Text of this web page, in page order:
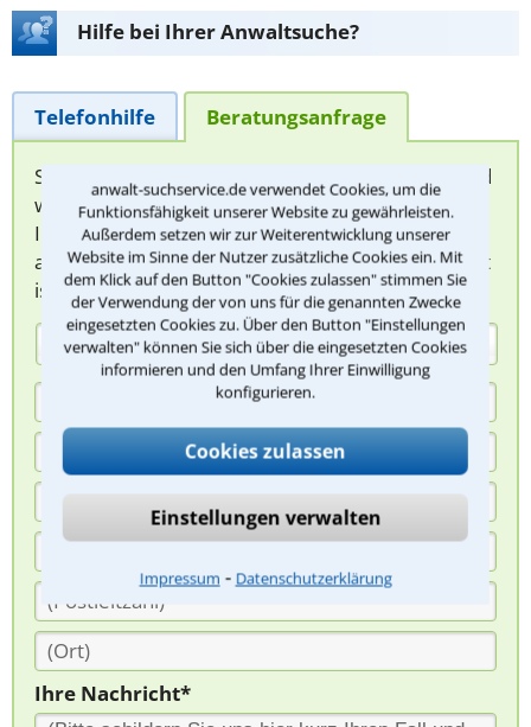
anwalt-suchservice.de verwendet Cookies, um die
Funktionsfähigkeit unserer Website zu gewährleisten.
Außerdem setzen wir zur Weiterentwicklung unserer
Website im Sinne der Nutzer zusätzliche Cookies ein. Mit
dem Klick auf den Button "Cookies zulassen" stimmen Sie
der Verwendung der von uns für die genannten Zwecke
eingesetzten Cookies zu. Über den Button "Einstellungen
verwalten" können Sie sich über die eingesetzten Cookies
informieren und den Umfang Ihrer Einwilligung
konfigurieren.
Cookies zulassen
Einstellungen verwalten
Impressum ⁃ Datenschutzerklärung
Hilfe bei Ihrer Anwaltsuche?
Telefonhilfe Beratungsanfrage
Sie können hier Ihren Fall schildern. Anschließend
werden sich spezialisierte Rechtsanwälte bei
Ihnen melden, um das weitere Vorgehen
abzuklären. Die Rückmeldung durch einen Anwalt
ist für Sie kostenlos.
(Anrede)
Ihre Nachricht*